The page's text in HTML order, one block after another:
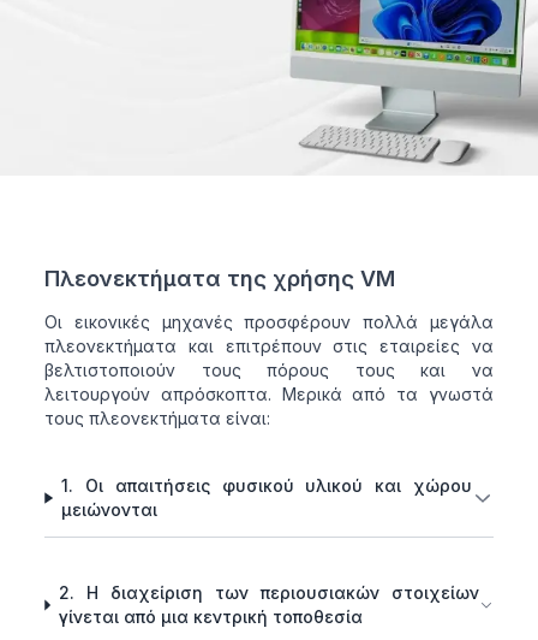
Πλεονεκτήματα της χρήσης VM
Οι εικονικές μηχανές προσφέρουν πολλά μεγάλα
πλεονεκτήματα και επιτρέπουν στις εταιρείες να
βελτιστοποιούν τους πόρους τους και να
λειτουργούν απρόσκοπτα. Μερικά από τα γνωστά
τους πλεονεκτήματα είναι:
1. Οι απαιτήσεις φυσικού υλικού και χώρου
μειώνονται
2. Η διαχείριση των περιουσιακών στοιχείων
γίνεται από μια κεντρική τοποθεσία